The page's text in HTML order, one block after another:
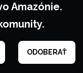
Amazónie.